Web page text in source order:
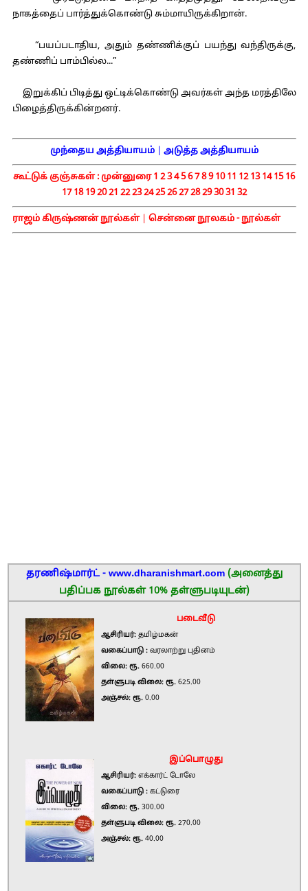
நாகத்தைப் பார்த்துக்கொண்டு சும்மாயிருக்கிறான்.
“பயப்படாதிய, அதும் தண்ணிக்குப் பயந்து வந்திருக்கு,
தண்ணிப் பாம்பில்ல...”
இறுக்கிப் பிடித்து ஒட்டிக்கொண்டு அவர்கள் அந்த மரத்திலே
பிழைத்திருக்கின்றனர்.
முந்தைய அத்தியாயம்| அடுத்த அத்தியாயம்
கூட்டுக் குஞ்சுகள் :முன்னுரை1 234567891011 1213141516
1718192021 22232425262728293031 32
ராஜம் கிருஷ்ணன் நூல்கள்| சென்னை நூலகம் - நூல்கள்
தரணிஷ்மார்ட் - www.dharanishmart.com (அனைத்து
பதிப்பக நூல்கள் 10% தள்ளுபடியுடன்)
படைவீடு
ஆசிரியர்: தமிழ்மகன்
வகைப்பாடு : வரலாற்று புதினம்
விலை: ரூ. 660.00
தள்ளுபடி விலை: ரூ. 625.00
அஞ்சல்: ரூ. 0.00
இப்பொழுது
ஆசிரியர்: எக்கார்ட் டோலே
வகைப்பாடு : கட்டுரை
விலை: ரூ. 300.00
தள்ளுபடி விலை: ரூ. 270.00
அஞ்சல்: ரூ. 40.00